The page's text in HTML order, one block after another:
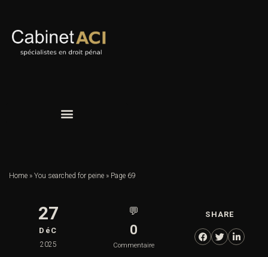
Home » You searched for peine » Page 69
27
DéC
2025
💬
0
Commentaire
SHARE